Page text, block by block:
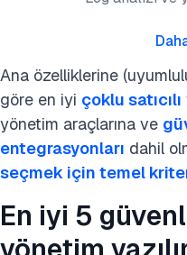
Ana özelliklerine
göre en iyi çoklu satıcılı
yönetim araçlarına ve
entegrasyonları dahil
seçmek için temel
En iyi 5